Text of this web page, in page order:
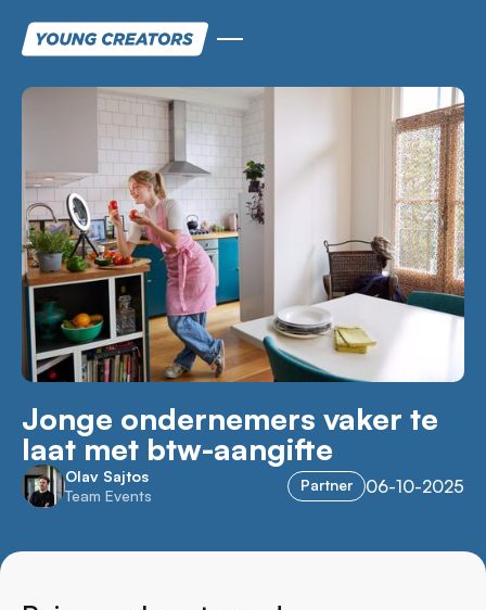
Jonge ondernemers vaker te
laat met btw-aangifte
Olav Sajtos
Team Events
Partner 06-10-2025